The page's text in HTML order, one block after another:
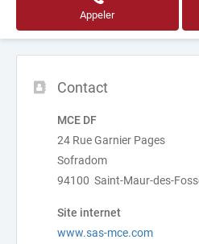
Appeler
Contact
MCE DF
24 Rue Garnier Pages
Sofradom
94100 Saint-Maur-des-
Site internet
www.sas-mce.com